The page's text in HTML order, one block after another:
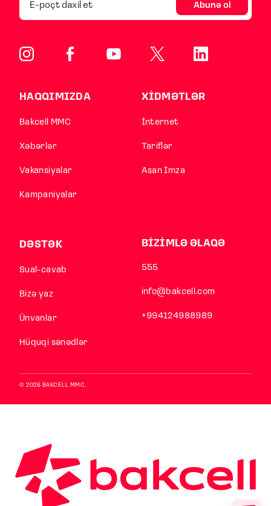
Abunə ol
HAQQIMIZDA
Bakcell MMC
Xəbərlər
Vakansiyalar
Kampaniyalar
XİDMƏTLƏR
İnternet
Tariflər
Asan İmza
DƏSTƏK
Sual-cavab
Bizə yaz
Ünvanlar
Hüquqi sənədlər
BİZİMLƏ ƏLAQƏ
555
info@bakcell.com
+994124988989
© 2026 BAKCELL MMC.